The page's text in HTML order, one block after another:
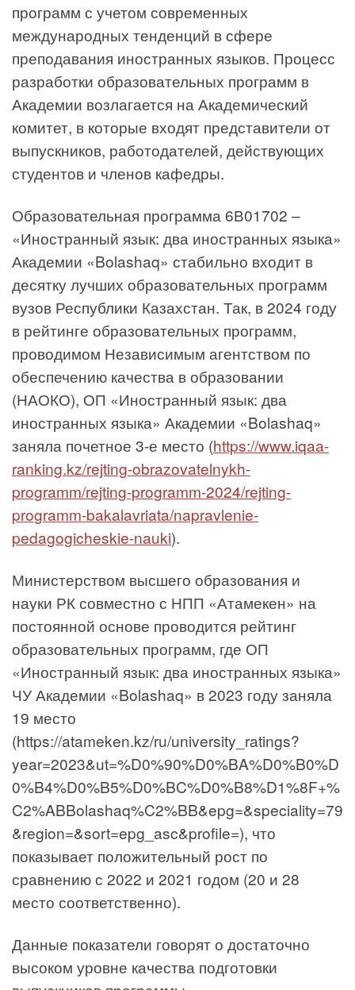
программ с учетом современных
международных тенденций в сфере
преподавания иностранных языков. Процесс
разработки образовательных программ в
Академии возлагается на Академический
комитет, в которые входят представители от
выпускников, работодателей, действующих
студентов и членов кафедры.
Образовательная программа 6В01702 –
«Иностранный язык: два иностранных языка»
Академии «Bolashaq» стабильно входит в
десятку лучших образовательных программ
вузов Республики Казахстан. Так, в 2024 году
в рейтинге образовательных программ,
проводимом Независимым агентством по
обеспечению качества в образовании
(НАОКО), ОП «Иностранный язык: два
иностранных языка» Академии «Bolashaq»
заняла почетное 3-е место (https://www.iqaa-
ranking.kz/rejting-obrazovatelnykh-
programm/rejting-programm-2024/rejting-
programm-bakalavriata/napravlenie-
pedagogicheskie-nauki).
Министерством высшего образования и
науки РК совместно с НПП «Атамекен» на
постоянной основе проводится рейтинг
образовательных программ, где ОП
«Иностранный язык: два иностранных языка»
ЧУ Академии «Bolashaq» в 2023 году заняла
19 место
(https://atameken.kz/ru/university_ratings?
year=2023&ut=%D0%90%D0%BA%D0%B0%D
0%B4%D0%B5%D0%BC%D0%B8%D1%8F+%
C2%ABBolashaq%C2%BB&epg=&speciality=79
&region=&sort=epg_asc&profile=), что
показывает положительный рост по
сравнению с 2022 и 2021 годом (20 и 28
место соответственно).
Данные показатели говорят о достаточно
высоком уровне качества подготовки